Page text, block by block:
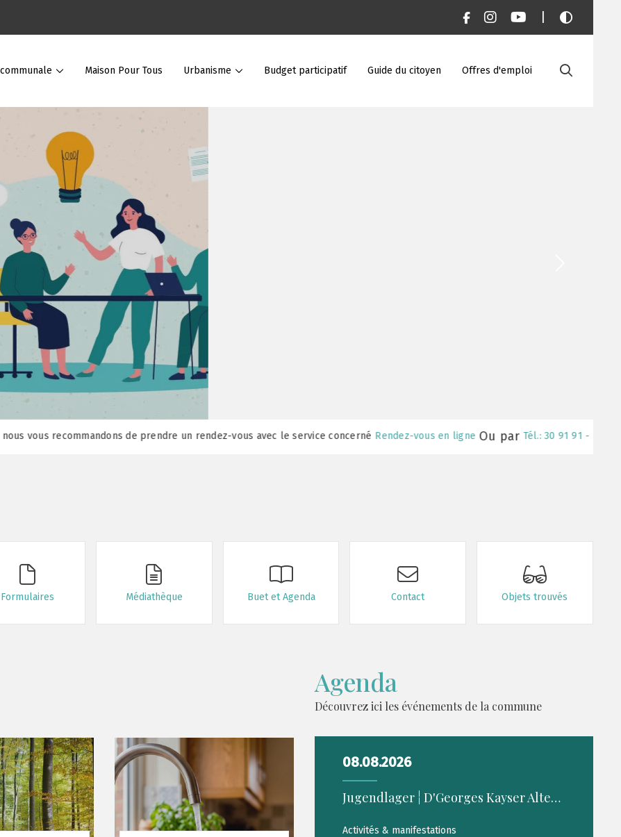
Maison Pour Tous Urbanisme Budget participatif Guide du citoyen Offres d'emploi
de prendre un rendez-vous avec le service concerné Rendez-vous en ligne Ou par Tél.: 30 91 91 - 1
Formulaires Médiathèque Buet et Agenda Contact Objets trouvés
Agenda
Découvrez ici les événements de la commune
08.08.2026
Jugendlager ¦ D'Georges Kayser Altertumsfuerscher
Activités & manifestations